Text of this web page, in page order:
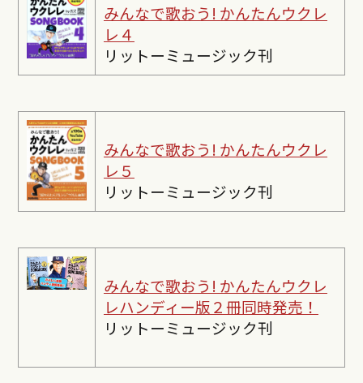
みんなで歌おう! かんたんウクレ
レ４
リットーミュージック刊
みんなで歌おう! かんたんウクレ
レ５
リットーミュージック刊
みんなで歌おう! かんたんウクレ
レハンディー版２冊同時発売！
リットーミュージック刊